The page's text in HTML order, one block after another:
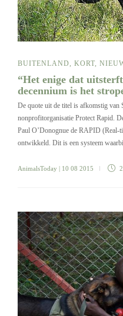
BUITENLAND, KORT,
“Het enige dat
decennium is het
De quote uit de titel is afkomstig van
nonprofitorganisatie Protect Rapid.
Paul O’Donognue de RAPID (Real-
ontwikkeld. Dit is een systeem
AnimalsToday | 10 08 2015